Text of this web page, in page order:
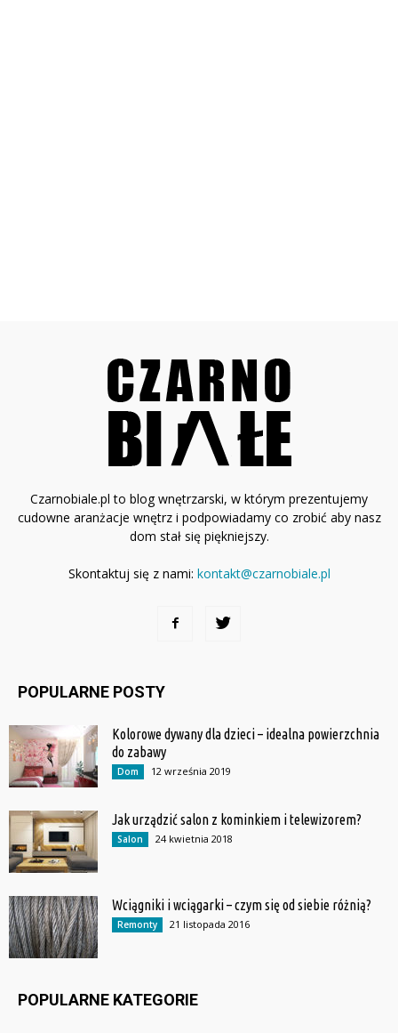
Czarnobiale.pl to blog wnętrzarski, w którym prezentujemy
cudowne aranżacje wnętrz i podpowiadamy co zrobić aby nasz
dom stał się piękniejszy.
Skontaktuj się z nami: kontakt@czarnobiale.pl
POPULARNE POSTY
Kolorowe dywany dla dzieci – idealna powierzchnia
do zabawy
Dom 12 września 2019
Jak urządzić salon z kominkiem i telewizorem?
Salon 24 kwietnia 2018
Wciągniki i wciągarki – czym się od siebie różnią?
Remonty 21 listopada 2016
POPULARNE KATEGORIE